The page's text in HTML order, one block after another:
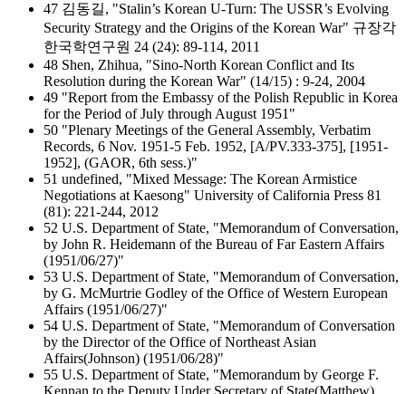
47 김동길, "Stalin’s Korean U-Turn: The USSR’s Evolving
Security Strategy and the Origins of the Korean War" 규장각
한국학연구원 24 (24): 89-114, 2011
48 Shen, Zhihua, "Sino-North Korean Conflict and Its
Resolution during the Korean War" (14/15) : 9-24, 2004
49 "Report from the Embassy of the Polish Republic in Korea
for the Period of July through August 1951"
50 "Plenary Meetings of the General Assembly, Verbatim
Records, 6 Nov. 1951-5 Feb. 1952, [A/PV.333-375], [1951-
1952], (GAOR, 6th sess.)"
51 undefined, "Mixed Message: The Korean Armistice
Negotiations at Kaesong" University of California Press 81
(81): 221-244, 2012
52 U.S. Department of State, "Memorandum of Conversation,
by John R. Heidemann of the Bureau of Far Eastern Affairs
(1951/06/27)"
53 U.S. Department of State, "Memorandum of Conversation,
by G. McMurtrie Godley of the Office of Western European
Affairs (1951/06/27)"
54 U.S. Department of State, "Memorandum of Conversation
by the Director of the Office of Northeast Asian
Affairs(Johnson) (1951/06/28)"
55 U.S. Department of State, "Memorandum by George F.
Kennan to the Deputy Under Secretary of State(Matthew)